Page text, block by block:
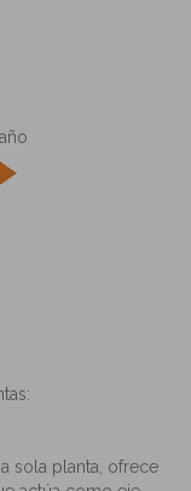
sola planta, ofrece